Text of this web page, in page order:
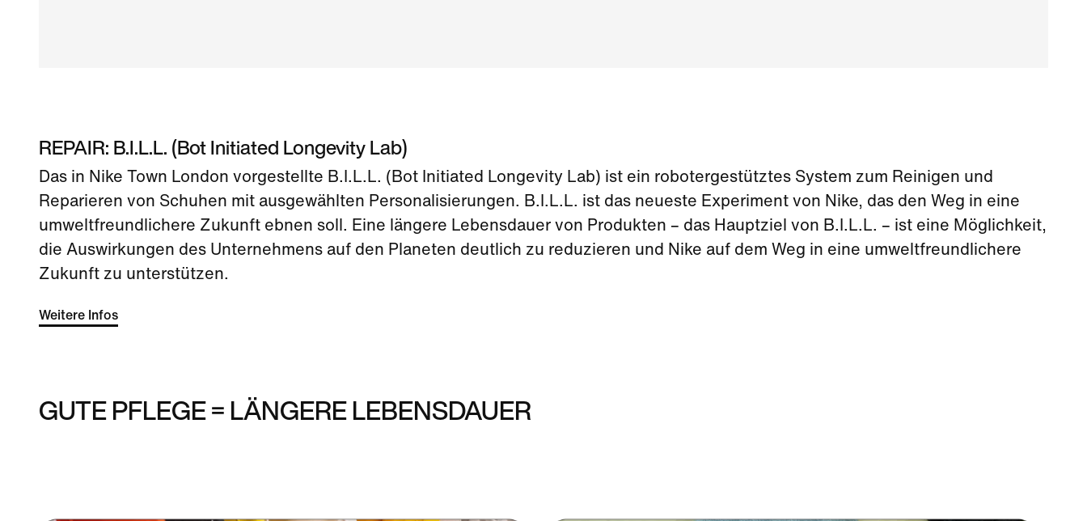
REPAIR: B.I.L.L. (Bot Initiated Longevity Lab)
Das in Nike Town London vorgestellte B.I.L.L. (Bot Initiated Longevity Lab) ist ein robotergestütztes System zum Reinigen und
Reparieren von Schuhen mit ausgewählten Personalisierungen. B.I.L.L. ist das neueste Experiment von Nike, das den Weg in eine
umweltfreundlichere Zukunft ebnen soll. Eine längere Lebensdauer von Produkten – das Hauptziel von B.I.L.L. – ist eine Möglichkeit,
die Auswirkungen des Unternehmens auf den Planeten deutlich zu reduzieren und Nike auf dem Weg in eine umweltfreundlichere
Zukunft zu unterstützen.
Weitere Infos
GUTE PFLEGE = LÄNGERE LEBENSDAUER